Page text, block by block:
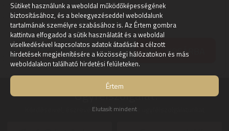
Szállítási díj: 990 Ft-tól raktáron
10.640Ft
10.490Ft KOSÁRBA
Ügyfélszolgálat:
Kérdéseivel, észrevételeivel keresse ügyfélszolgálatunkat
Sütiket használunk a weboldal működőképességének
biztosításához, és a beleegyezéseddel weboldalunk
tartalmának személyre szabásához is. Az Értem gombra
kattintva elfogadod a sütik használatát és a weboldal
viselkedésével kapcsolatos adatok átadását a célzott
hirdetések megjelenítésére a közösségi hálózatokon és más
weboldalakon található hirdetési felületeken.
Értem
Elutasít mindent